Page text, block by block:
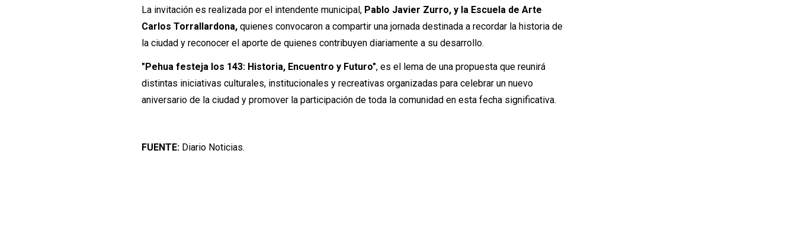
La invitación es realizada por el intendente municipal, Pablo Javier Zurro, y la Escuela de Arte
Carlos Torrallardona, quienes convocaron a compartir una jornada destinada a recordar la historia de
la ciudad y reconocer el aporte de quienes contribuyen diariamente a su desarrollo.
"Pehua festeja los 143: Historia, Encuentro y Futuro", es el lema de una propuesta que reunirá
distintas iniciativas culturales, institucionales y recreativas organizadas para celebrar un nuevo
aniversario de la ciudad y promover la participación de toda la comunidad en esta fecha significativa.
FUENTE: Diario Noticias.